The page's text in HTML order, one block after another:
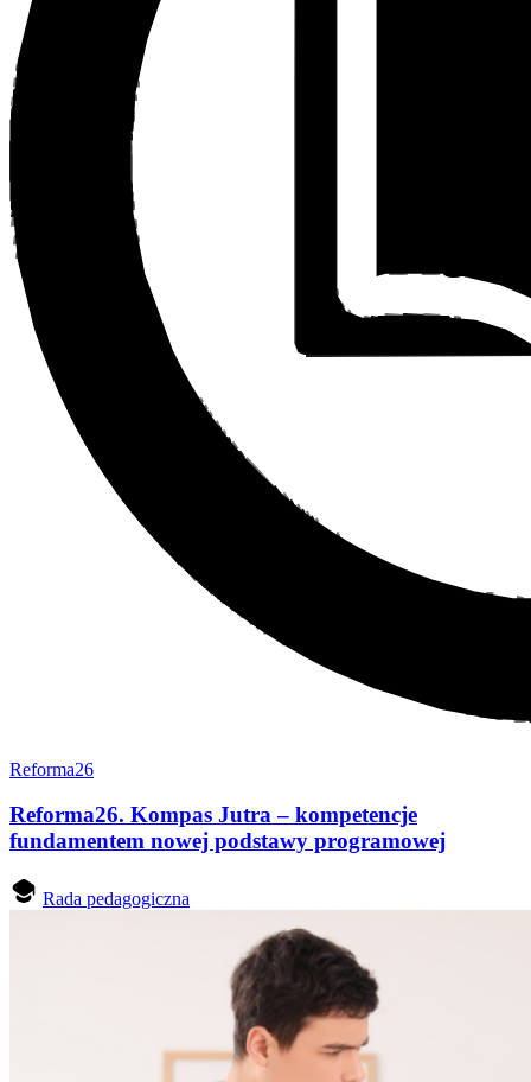
Reforma26
Reforma26. Kompas Jutra – kompetencje
fundamentem nowej podstawy programowej
Rada pedagogiczna